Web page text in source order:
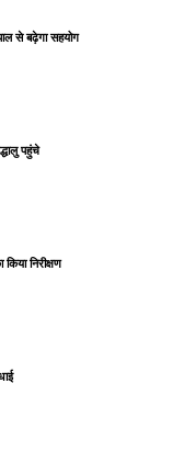
से बढ़ेगा सहयोग
पहुंचे
निरीक्षण